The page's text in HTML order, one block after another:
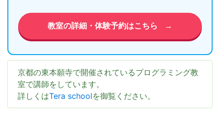
教室の詳細・体験予約はこちら →
京都の東本願寺で開催されているプログラミング教
室で講師をしています。
詳しくはTera schoolを御覧ください。